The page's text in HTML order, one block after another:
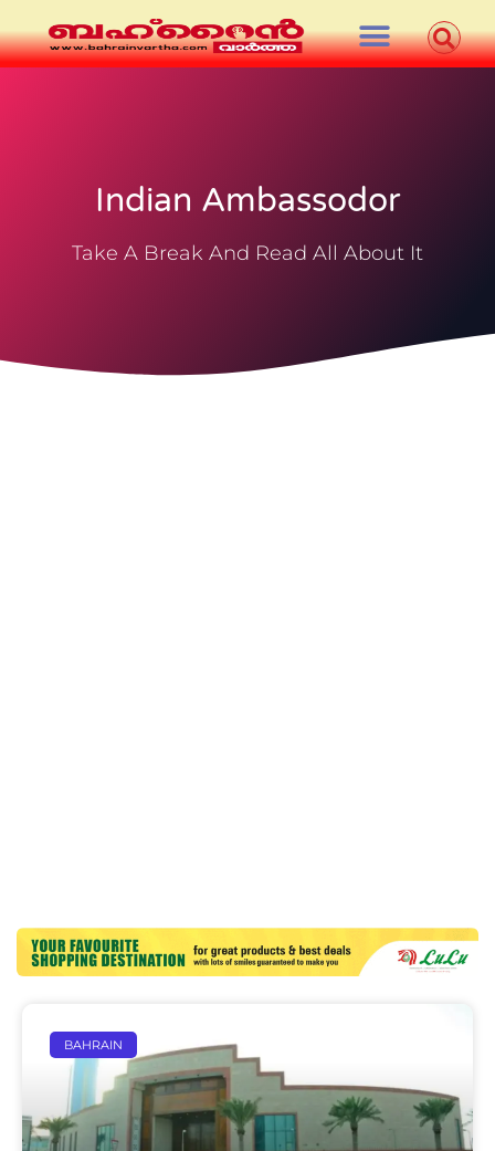
Indian Ambassodor
Take A Break And Read All About It
BAHRAIN